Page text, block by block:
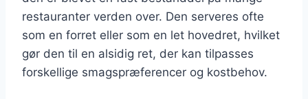
restauranter verden over. Den serveres ofte
som en forret eller som en let hovedret, hvilket
gør den til en alsidig ret, der kan tilpasses
forskellige smagspræferencer og kostbehov.